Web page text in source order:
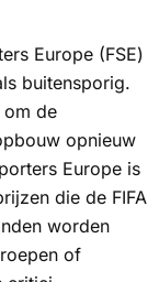
Europe (FSE)
buitensporig.
om de
opnieuw
Europe is
die de FIFA
worden
of